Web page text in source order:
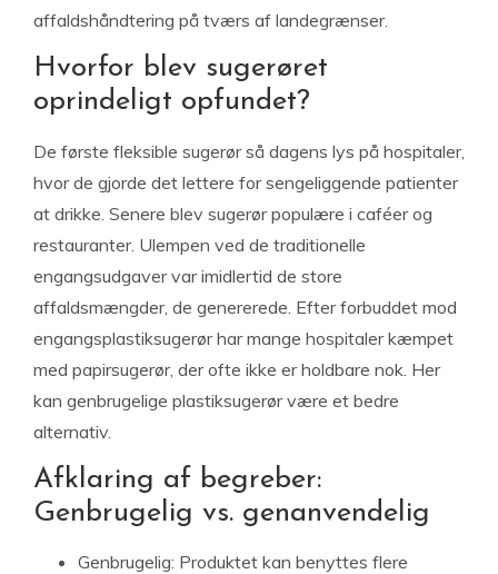
affaldshåndtering på tværs af landegrænser.
Hvorfor blev sugerøret
oprindeligt opfundet?
De første fleksible sugerør så dagens lys på hospitaler,
hvor de gjorde det lettere for sengeliggende patienter
at drikke. Senere blev sugerør populære i caféer og
restauranter. Ulempen ved de traditionelle
engangsudgaver var imidlertid de store
affaldsmængder, de genererede. Efter forbuddet mod
engangsplastiksugerør har mange hospitaler kæmpet
med papirsugerør, der ofte ikke er holdbare nok. Her
kan genbrugelige plastiksugerør være et bedre
alternativ.
Afklaring af begreber:
Genbrugelig vs. genanvendelig
Genbrugelig: Produktet kan benyttes flere